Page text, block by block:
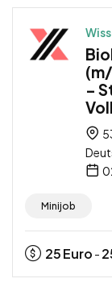
–
Minijob
25Euro -